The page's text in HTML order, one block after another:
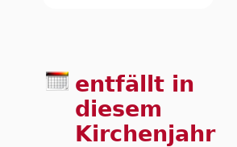
entfällt in
diesem
Kirchenjahr